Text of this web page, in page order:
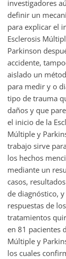
investigadores
definir un
para explicar el
Esclerosis
Parkinson
accidente,
aislado un
para medir y o
tipo de trauma
daños y que
el inicio de la
Múltiple y
trabajo sirve
los hechos
mediante un
casos,
de diagnóstico, y
respuestas de los
tratamientos
en 81 pacientes
Múltiple y
los cuales